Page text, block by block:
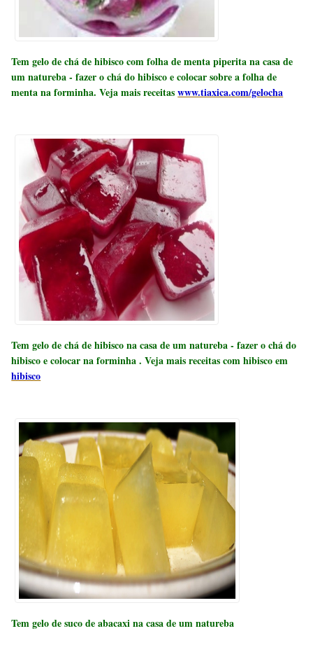
Tem gelo de chá de hibisco com folha de menta piperita na casa de
um natureba - fazer o chá do hibisco e colocar sobre a folha de
menta na forminha. Veja mais receitaswww.tiaxica.com/gelocha
Tem gelo de chá de hibisco na casa de um natureba - fazer o chá do
hibisco e colocar na forminha . Veja mais receitas com hibisco em
hibisco
Tem gelo de suco de abacaxi na casa de um natureba